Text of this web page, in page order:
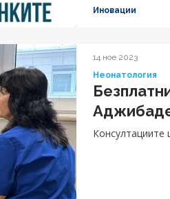
имат възможно
Иновации
14 ное 2023
Неонатология
Консултациите